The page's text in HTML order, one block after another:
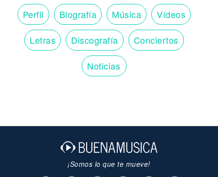
Perfil Biografía Música Vídeos
Letras Discografía Conciertos
Noticias
¡Somos lo que te mueve!